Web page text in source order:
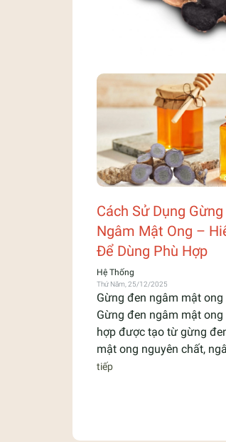
Cách Sử Dụng
Ngâm Mật Ong –
Để Dùng Phù Hợp
Hệ Thống
Thứ Năm, 25/12/2025
Gừng đen ngâm mật ong
Gừng đen ngâm mật ong
hợp được tạo từ gừng
mật ong nguyên chất,
tiếp